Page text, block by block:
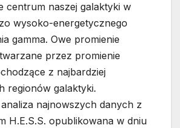
centrum naszej galaktyki w
wysoko-energetycznego
gamma. Owe promienie
przez promienie
z najbardziej
regionów galaktyki.
analiza najnowszych danych z
H.E.S.S. opublikowana w dniu